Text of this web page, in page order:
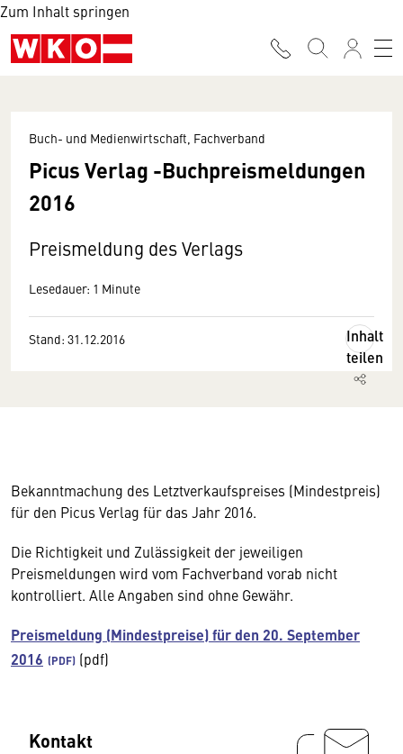
Zum Inhalt springen
Buch- und Medienwirtschaft, Fachverband
Picus Verlag -Buchpreismeldungen
2016
Preismeldung des Verlags
Lesedauer: 1 Minute
Stand: 31.12.2016
Inhalt
teilen
Bekanntmachung des Letztverkaufspreises (Mindestpreis)
für den Picus Verlag für das Jahr 2016.
Die Richtigkeit und Zulässigkeit der jeweiligen
Preismeldungen wird vom Fachverband vorab nicht
kontrolliert. Alle Angaben sind ohne Gewähr.
Preismeldung (Mindestpreise) für den 20. September
2016
(pdf)
Kontakt